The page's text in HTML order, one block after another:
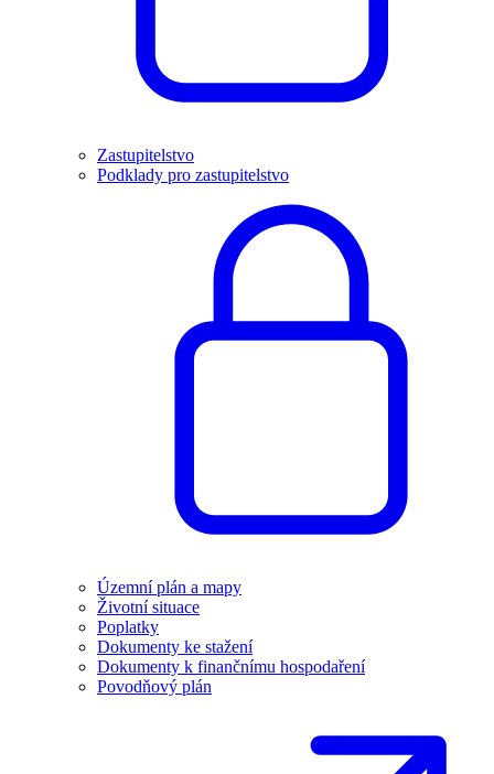
Zastupitelstvo
Podklady pro zastupitelstvo
Územní plán a mapy
Životní situace
Poplatky
Dokumenty ke stažení
Dokumenty k finančnímu hospodaření
Povodňový plán